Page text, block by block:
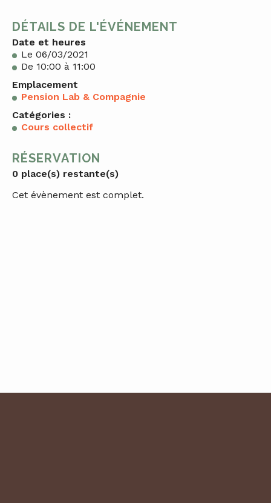
DÉTAILS DE L'ÉVÉNEMENT
Date et heures
Le 06/03/2021
De 10:00 à 11:00
Emplacement
Pension Lab & Compagnie
Catégories :
Cours collectif
RÉSERVATION
0 place(s) restante(s)
Cet évènement est complet.